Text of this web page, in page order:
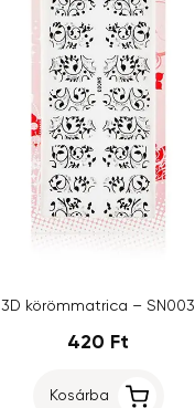
3D körömmatrica – SN003
420 Ft
Kosárba